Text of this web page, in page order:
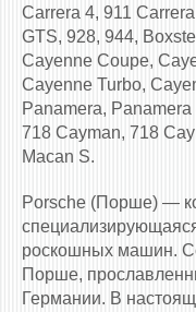
Carrera 4, 911
GTS, 928, 944,
Cayenne Coupe,
Cayenne Turbo,
Panamera,
718 Cayman, 718
Macan S.
Porsche (Порше) —
роскошных машин.
Порше,
Германии. В